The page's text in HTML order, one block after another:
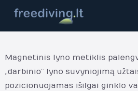
turinio
Magnetinis lyno metiklis
„darbinio” lyno suvyniojimą
pozicionuojamas išilgai ginklo